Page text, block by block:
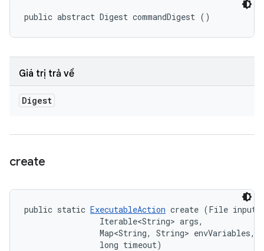
public abstract Digest commandDigest ()
Giá trị trả về
Digest
create
public static ExecutableAction create (File
                Iterable<String> args,
                Map<String, String> envVariables,
                long timeout)